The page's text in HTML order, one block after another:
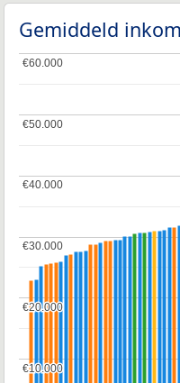
Gemiddeld
€10.000
€10.000
€20.000
€20.000
€30.000
€30.000
€40.000
€40.000
€50.000
€50.000
€60.000
€60.000